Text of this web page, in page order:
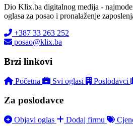
Dio Klix.ba digitalnog medija -
oglasa za posao i pronalaženje
+387 33 263 252
posao@klix.ba
Brzi linkovi
Početna Svi oglasi Poslodavci
Za poslodavce
Objavi oglas Dodaj firmu